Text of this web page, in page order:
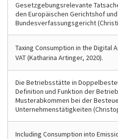
Gesetzgebungsrelevante
den Europäischen Gerichtshof
Bundesverfassungsgericht
Taxing Consumption in the Digital
VAT (Katharina Artinger, 2020).
Die Betriebsstätte in
Definition und Funktion der
Musterabkommen bei der
Unternehmenstätigkeiten
Including Consumption into